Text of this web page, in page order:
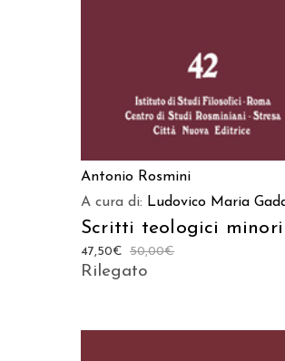
Antonio Rosmini
A cura di: Ludovico Maria
Scritti teologici minori
50,00€
47,50€
Rilegato